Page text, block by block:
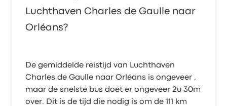
Luchthaven Charles de Gaulle naar
Orléans?
De gemiddelde reistijd van Luchthaven
Charles de Gaulle naar Orléans is ongeveer ,
maar de snelste bus doet er ongeveer 2u 30m
over. Dit is de tijd die nodig is om de 111 km